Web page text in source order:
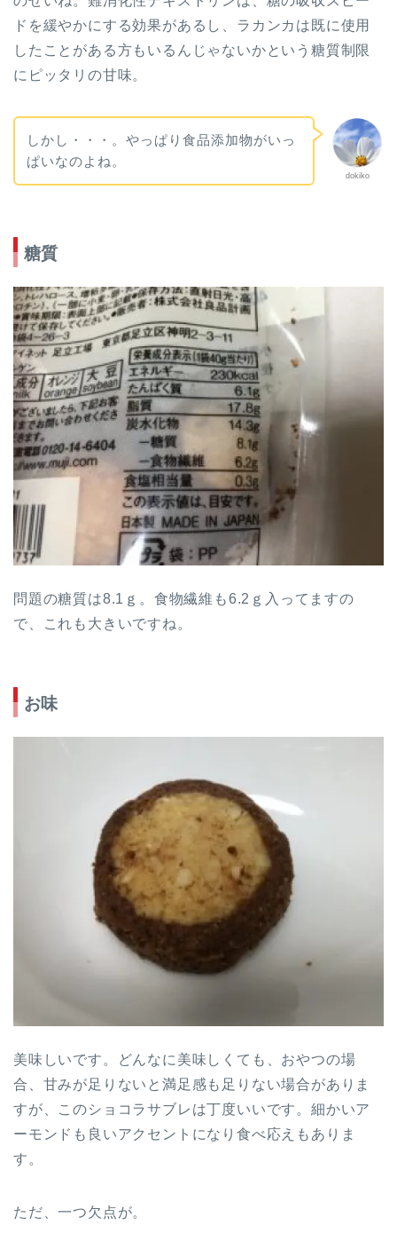
ドを緩やかにする効果があるし、ラカンカは既に使用
したことがある方もいるんじゃないかという糖質制限
にピッタリの甘味。
dokiko
しかし・・・。やっぱり食品添加物がいっ
ぱいなのよね。
糖質
問題の糖質は8.1ｇ。食物繊維も6.2ｇ入ってますの
で、これも大きいですね。
お味
美味しいです。どんなに美味しくても、おやつの場
合、甘みが足りないと満足感も足りない場合がありま
すが、このショコラサブレは丁度いいです。細かいア
ーモンドも良いアクセントになり食べ応えもありま
す。
ただ、一つ欠点が。